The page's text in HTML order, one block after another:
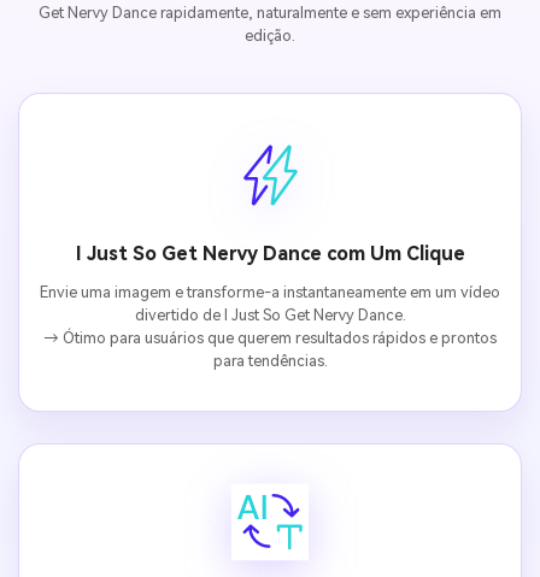
Get Nervy Dance rapidamente, naturalmente e sem experiência em
edição.
I Just So Get Nervy Dance com Um Clique
Envie uma imagem e transforme-a instantaneamente em um vídeo
divertido de I Just So Get Nervy Dance.
→ Ótimo para usuários que querem resultados rápidos e prontos
para tendências.